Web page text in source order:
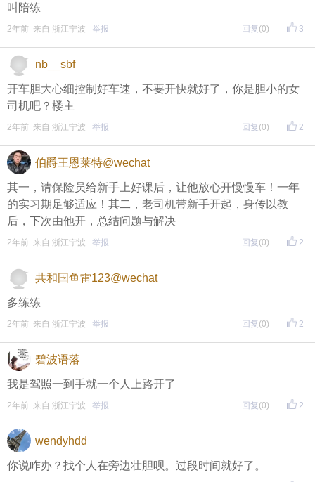
叫陪练
3
2年前 来自 浙江宁波 举报 回复 (0)
nb__sbf
开车胆大心细控制好车速，不要开快就好了，你是胆小的女
司机吧？楼主
2
2年前 来自 浙江宁波 举报 回复 (0)
伯爵王恩莱特@wechat
其一，请保险员给新手上好课后，让他放心开慢慢车！一年
的实习期足够适应！其二，老司机带新手开起，身传以教
后，下次由他开，总结问题与解决
2
2年前 来自 浙江宁波 举报 回复 (0)
共和国鱼雷123@wechat
多练练
2
2年前 来自 浙江宁波 举报 回复 (0)
碧波语落
我是驾照一到手就一个人上路开了
2
2年前 来自 浙江宁波 举报 回复 (0)
wendyhdd
你说咋办？找个人在旁边壮胆呗。过段时间就好了。